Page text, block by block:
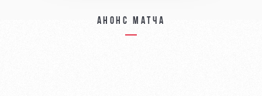
Анонс матча